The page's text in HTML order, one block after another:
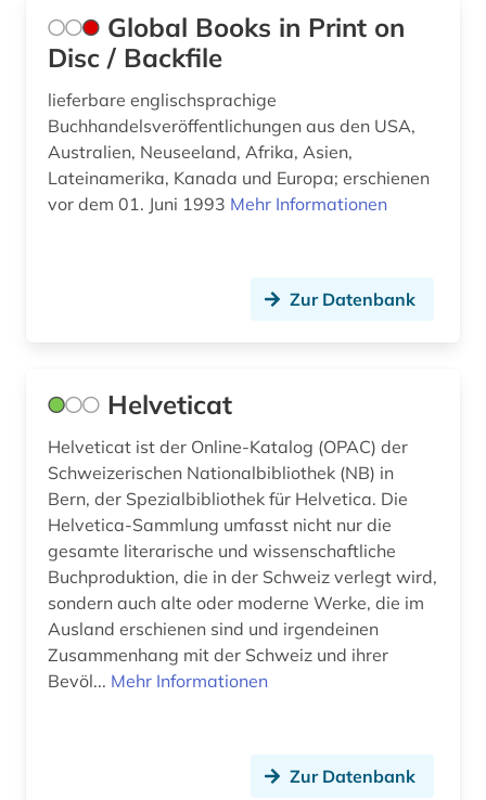
frauenforschung (1)
freiwilliger (1)
friedrich nietzsche (1)
friedrich-ebert-stiftung (1)
gefängnis (1)
geisteswissenschaften (8)
genealogie (1)
genf (1)
geographie (2)
geographische zentralbibliothek (1)
george (1)
Global Books in Print on
Disc / Backfile
lieferbare englischsprachige
Buchhandelsveröffentlichungen aus den USA,
Australien, Neuseeland, Afrika, Asien,
Lateinamerika, Kanada und Europa; erschienen
vor dem 01. Juni 1993 Mehr Informationen
Zur Datenbank
Helveticat
Helveticat ist der Online-Katalog (OPAC) der
Schweizerischen Nationalbibliothek (NB) in
Bern, der Spezialbibliothek für Helvetica. Die
Helvetica-Sammlung umfasst nicht nur die
gesamte literarische und wissenschaftliche
Buchproduktion, die in der Schweiz verlegt wird,
sondern auch alte oder moderne Werke, die im
Ausland erschienen sind und irgendeinen
Zusammenhang mit der Schweiz und ihrer
Bevöl... Mehr Informationen
Zur Datenbank